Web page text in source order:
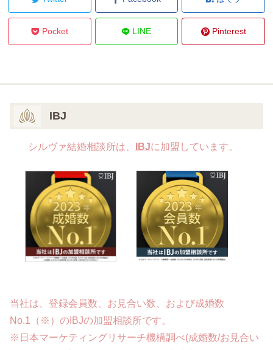
Pocket LINE Pinterest
IBJ
シルヴァ結婚相談所は、 IBJに加盟しています。
当社は、登録会員数、お見合い数、および成婚数
No.1（※）のIBJの加盟相談所です。
※日本マーケティングリサーチ機構調べ(成婚数/お見合い